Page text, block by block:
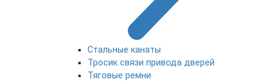
Стальные канаты
Тросик связи привода дверей
Тяговые ремни